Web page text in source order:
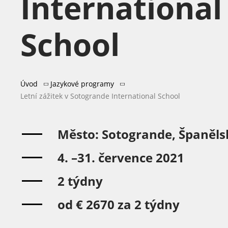
School
Úvod
Jazykové programy
Letní zážitek v Sotogrande International School
Město: Sotogrande,
4. –31. července 2021
2 týdny
od € 2670 za 2 týdny